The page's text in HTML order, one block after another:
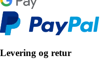
Levering og retur